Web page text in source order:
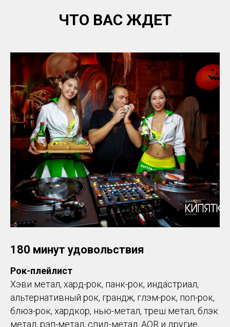
ЧТО ВАС ЖДЕТ
180 минут удовольствия
Рок-плейлист
Хэви метал, хард-рок, панк-рок, индастриал,
альтернативный рок, грандж, глэм-рок, поп-рок,
блюз-рок, хардкор, нью-метал, треш метал, блэк
метал, рэп-метал, спид-метал, AOR и другие,